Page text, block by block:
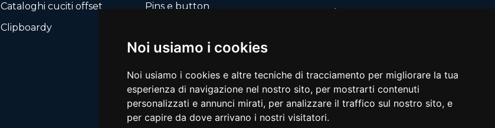
Noi usiamo i cookies
Noi usiamo i cookies e altre tecniche di tracciamento per migliorare la tua
esperienza di navigazione nel nostro sito, per mostrarti contenuti
personalizzati e annunci mirati, per analizzare il traffico sul nostro sito, e
per capire da dove arrivano i nostri visitatori.
Cataloghi cuciti offset
Clipboardy
Pins e button
Targhette, Segnali
Timbri e Automati